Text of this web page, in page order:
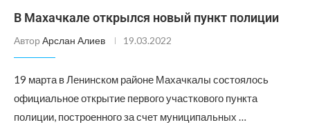
В Махачкале открылся новый пункт полиции
Автор Арслан Алиев 19.03.2022
19 марта в Ленинском районе Махачкалы состоялось
официальное открытие первого участкового пункта
полиции, построенного за счет муниципальных …